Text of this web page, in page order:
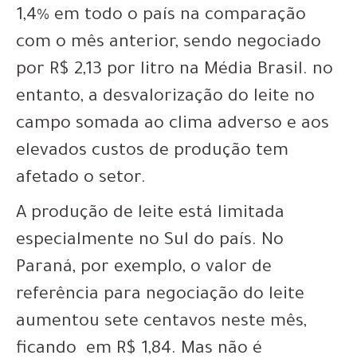
1,4% em todo o país na comparação
com o mês anterior, sendo negociado
por R$ 2,13 por litro na Média Brasil. no
entanto, a desvalorização do leite no
campo somada ao clima adverso e aos
elevados custos de produção tem
afetado o setor.
A produção de leite está limitada
especialmente no Sul do país. No
Paraná, por exemplo, o valor de
referência para negociação do leite
aumentou sete centavos neste mês,
ficando em R$ 1,84. Mas não é